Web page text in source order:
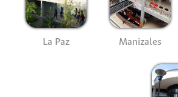
La Paz Manizales